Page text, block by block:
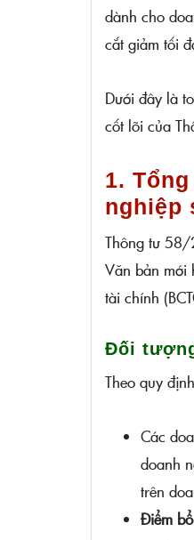
dành cho
cắt giảm tối
Dưới đây là
cốt lõi của
1.
nghiệp
Thông tư 58/
Văn bản mới
tài chính
Đối
Theo quy
Các
doanh
trên
Điểm